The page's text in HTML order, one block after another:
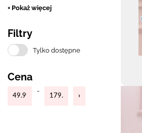
+ Pokaż więcej
Filtry
Tylko dostępne
Cena
-